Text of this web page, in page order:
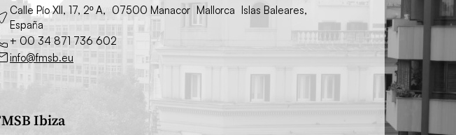
Calle Pío XII, 17, 2º A, 07500 Manacor Mallorca Islas Baleares,
España
+ 00 34 871 736 602
info@fmsb.eu
Ibiza